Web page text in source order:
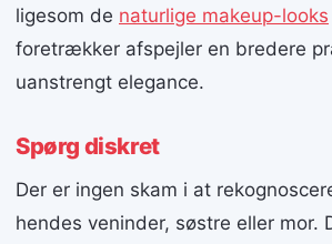
ligesom de naturlige makeup-looks
foretrækker afspejler en bredere
uanstrengt elegance.
Spørg diskret
Der er ingen skam i at
hendes veninder, søstre eller mor.